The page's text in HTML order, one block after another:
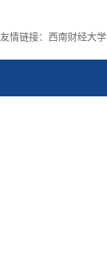
友情链接： 西南财经大学